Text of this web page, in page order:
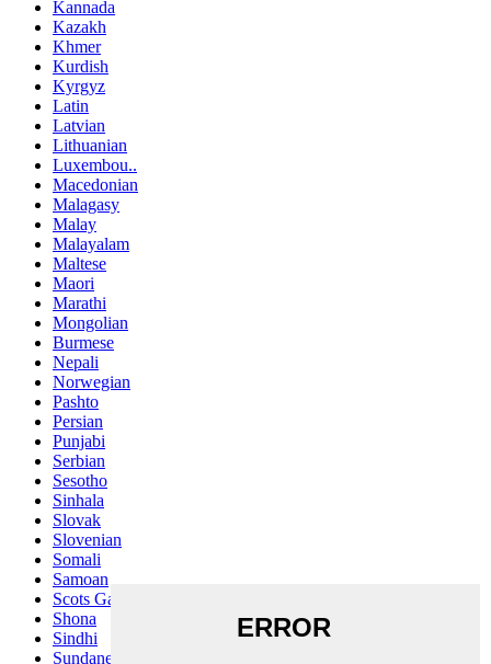
Kannada
Kazakh
Khmer
Kurdish
Kyrgyz
Latin
Latvian
Lithuanian
Luxembou..
Macedonian
Malagasy
Malay
Malayalam
Maltese
Maori
Marathi
Mongolian
Burmese
Nepali
Norwegian
Pashto
Persian
Punjabi
Serbian
Sesotho
Sinhala
Slovak
Slovenian
Somali
Samoan
Scots Gaelic
Shona
Sindhi
Sundanese